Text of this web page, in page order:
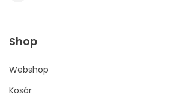
Shop
Webshop
Kosár